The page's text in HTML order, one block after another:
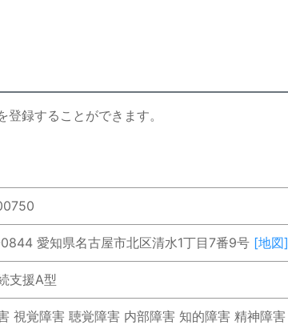
録することができます。
愛知県名古屋市北区清水1丁目7番9号 [地図]
支援A型
視覚障害 聴覚障害 内部障害 知的障害 精神障害